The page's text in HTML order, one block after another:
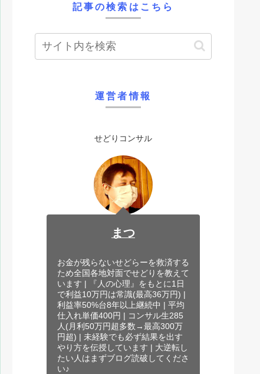
記事の検索はこちら
運営者情報
せどりコンサル
まつ
お金が残らないせどらーを救済する
ため全国各地対面でせどりを教えて
います | 『人の心理』をもとに1日
で利益10万円は常識(最高36万円) |
利益率50%台8年以上継続中 | 平均
仕入れ単価400円 | コンサル生285
人(月利50万円超多数→最高300万
円超) | 未経験でも必ず結果を出す
やり方を伝授しています | 大逆転し
たい人はまずブログ読破してくださ
い♪